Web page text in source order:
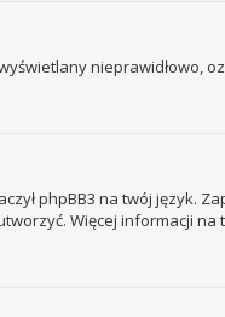
nieprawidłowo,
phpBB3 na twój język.
Więcej informacji